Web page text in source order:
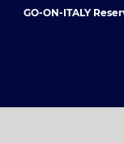
GO-ON-ITALY